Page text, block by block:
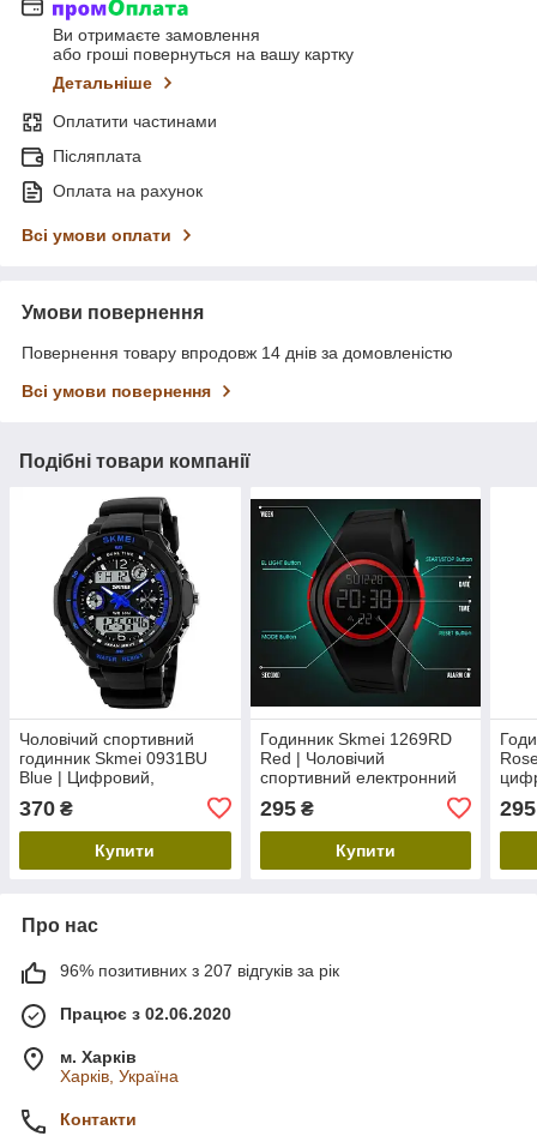
Ви отримаєте замовлення
або гроші повернуться на вашу картку
Детальніше
Оплатити частинами
Післяплата
Оплата на рахунок
Всі умови оплати
Умови повернення
Повернення товару впродовж 14 днів за домовленістю
Всі умови повернення
Подібні товари компанії
Чоловічий спортивний
годинник Skmei 0931BU
Blue | Цифровий,
підсвіткою та будильником
370 ₴
Купити
Годинник Skmei 1269RD
Red | Чоловічий
спортивний електронний
годинник із підсвіткою та
секундоміром
295₴
Купити
295
Про нас
96% позитивних з 207 відгуків за рік
Працює з 02.06.2020
м. Харків
Харків, Україна
Контакти